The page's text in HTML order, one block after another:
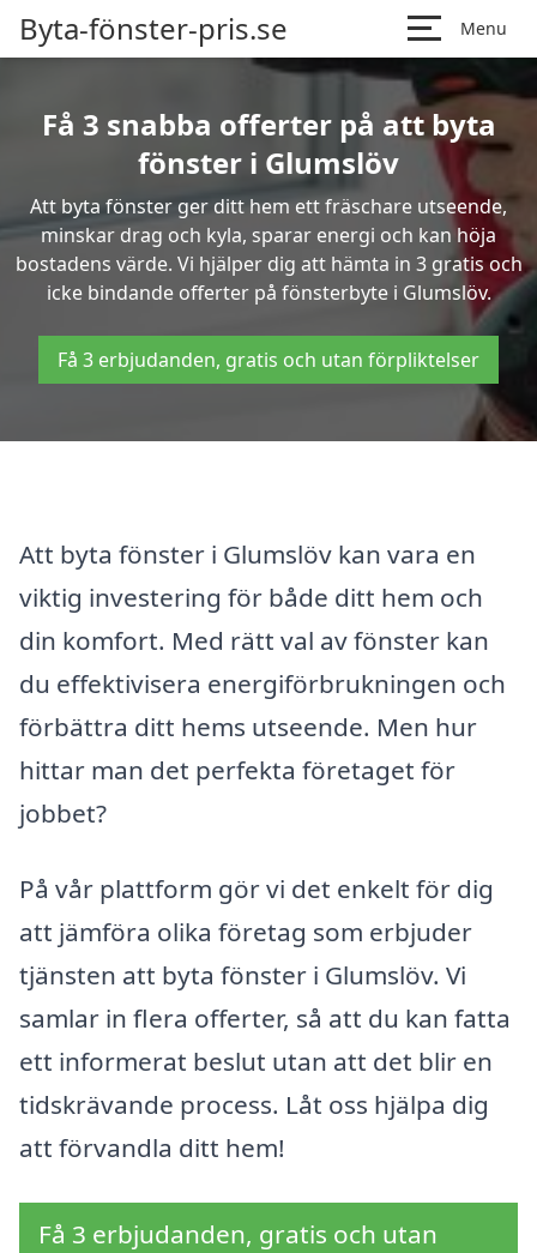
Byta-fönster-pris.se Menu
Få 3 snabba offerter på att byta
fönster i Glumslöv
Att byta fönster ger ditt hem ett fräschare utseende,
minskar drag och kyla, sparar energi och kan höja
bostadens värde. Vi hjälper dig att hämta in 3 gratis och
icke bindande offerter på fönsterbyte i Glumslöv.
Få 3 erbjudanden, gratis och utan förpliktelser
Att byta fönster i Glumslöv kan vara en
viktig investering för både ditt hem och
din komfort. Med rätt val av fönster kan
du effektivisera energiförbrukningen och
förbättra ditt hems utseende. Men hur
hittar man det perfekta företaget för
jobbet?
På vår plattform gör vi det enkelt för dig
att jämföra olika företag som erbjuder
tjänsten att byta fönster i Glumslöv. Vi
samlar in flera offerter, så att du kan fatta
ett informerat beslut utan att det blir en
tidskrävande process. Låt oss hjälpa dig
att förvandla ditt hem!
Få 3 erbjudanden, gratis och utan